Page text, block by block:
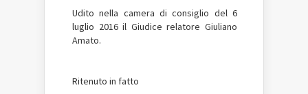
Udito nella camera di consiglio del 6
luglio 2016 il Giudice relatore Giuliano
Amato.
Ritenuto in fatto